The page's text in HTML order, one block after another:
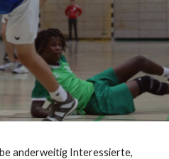
anderweitig Interessierte,